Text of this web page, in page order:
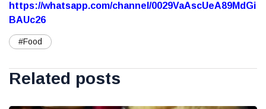
https://whatsapp.com/channel/0029VaAscUeA89MdGi
BAUc26
#Food
Related posts